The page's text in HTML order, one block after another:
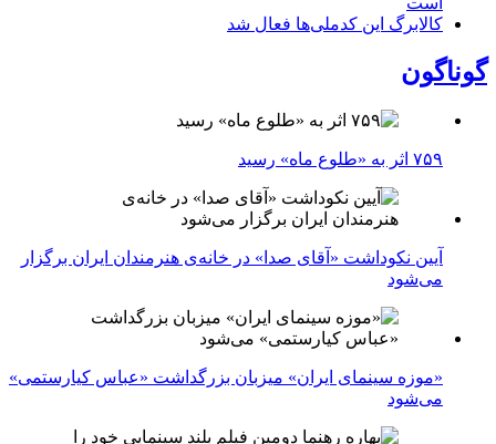
کالابرگ این کدملی‌ها فعال شد
گوناگون
۷۵۹ اثر به «طلوع ماه» رسید
آیین نکوداشت «آقای صدا» در خانه‌ی هنرمندان ایران برگزار
می‌شود
«موزه سینمای ایران» میزبان بزرگداشت «عباس کیارستمی»
می‌شود